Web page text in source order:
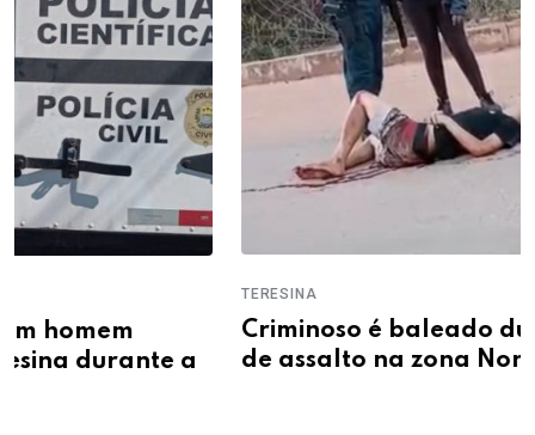
Criminoso é baleado durante tentativa
de assalto na zona Norte de Teresina